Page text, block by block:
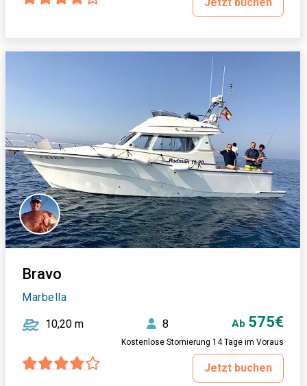
Jetzt buchen
Bravo
Marbella
10,20 m 8 Ab 575€
Kostenlose Stornierung 14 Tage im Voraus
Jetzt buchen